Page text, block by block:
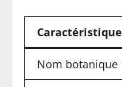
Caractéristique
Nom botanique